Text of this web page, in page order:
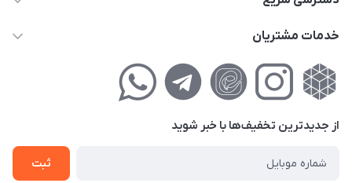
کوچه گلریز 4 غربی ، پلاک 13
حساب کاربری
لیست محصولات
خدمات مشتریان
راهنمای‌خرید‌آنلاین
حریم خصوصی
فروش‌اقساطی
از جدید‌ترین تخفیف‌ها با‌ خبر شوید
ثبت